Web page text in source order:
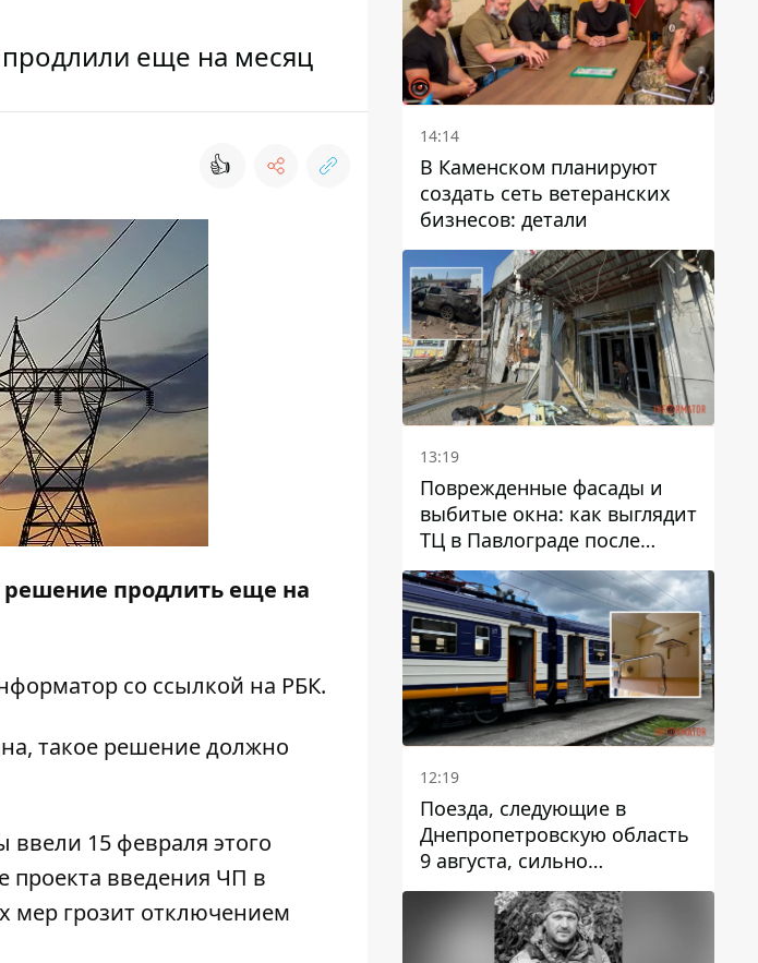
еще на месяц
👍
продлить еще на
со ссылкой на РБК.
такое решение должно
ввели 15 февраля этого
проекта введения ЧП в
мер грозит отключением
14:14
В Каменском планируют
создать сеть ветеранских
бизнесов: детали
13:19
Поврежденные фасады и
выбитые окна: как выглядит
ТЦ в Павлограде после
удара дрона
12:19
Поезда, следующие в
Днепропетровскую область
9 августа, сильно
задерживаются